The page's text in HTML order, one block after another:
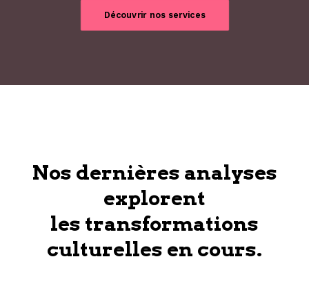
Découvrir nos services
Nos dernières analyses
explorent
les transformations
culturelles en cours.